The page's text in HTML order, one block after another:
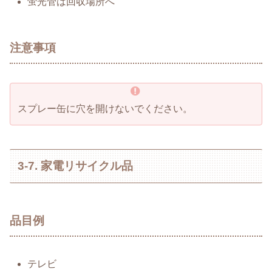
注意事項
スプレー缶に穴を開けないでください。
3-7. 家電リサイクル品
品目例
テレビ